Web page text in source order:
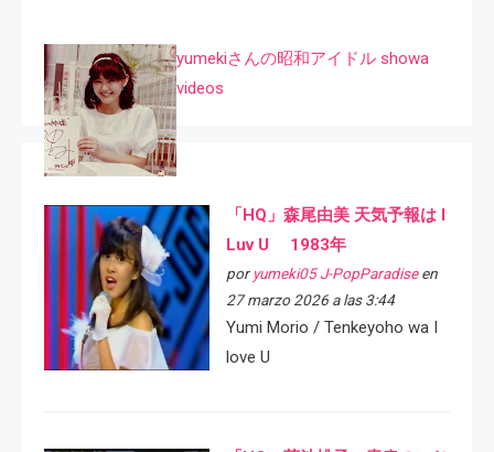
yumekiさんの昭和アイドル showa
videos
「HQ」森尾由美 天気予報は I
Luv U 1983年
por yumeki05 J-PopParadiseen
27 marzo 2026 a las 3:44
Yumi Morio / Tenkeyoho wa I
love U